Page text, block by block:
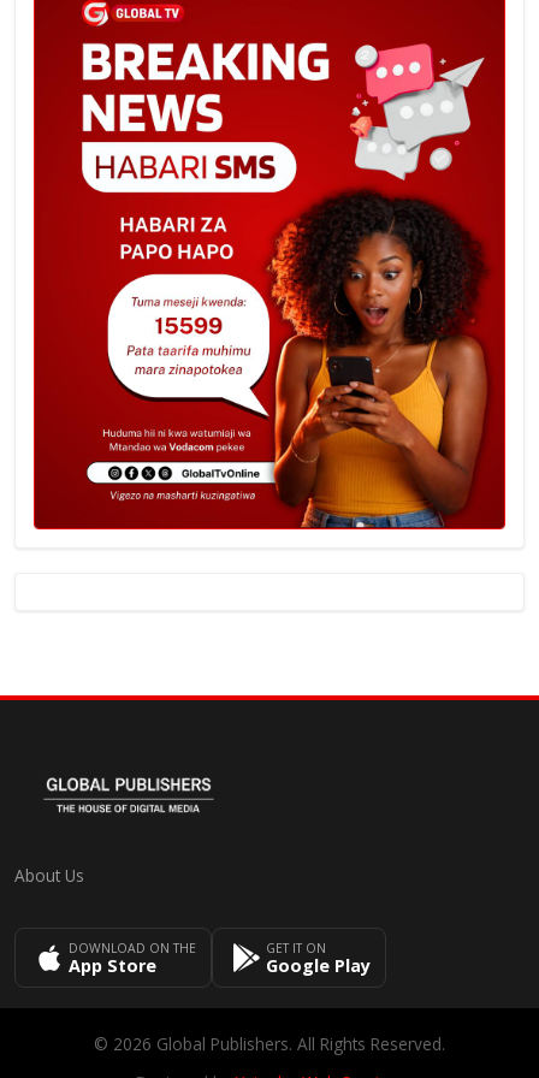
About Us
DOWNLOAD ON THE
App Store
GET IT ON
Google Play
© 2026 Global Publishers. All Rights Reserved.